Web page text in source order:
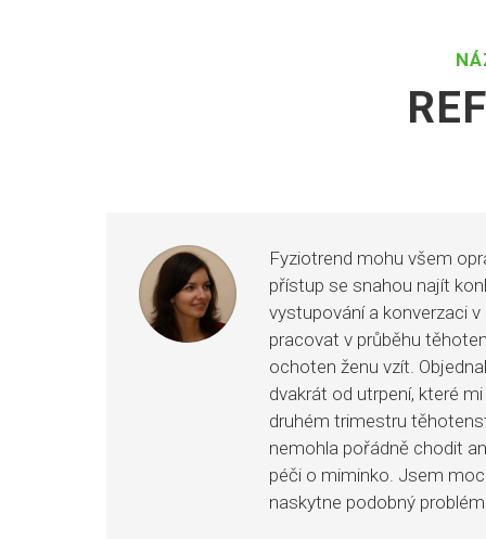
Fyziotrend mohu všem
přístup se snahou najít
vystupování a konverzaci
pracovat v průběhu
ochoten ženu vzít.
dvakrát od utrpení, které
druhém trimestru
nemohla pořádně chodit
péči o miminko. Jsem
naskytne podobný